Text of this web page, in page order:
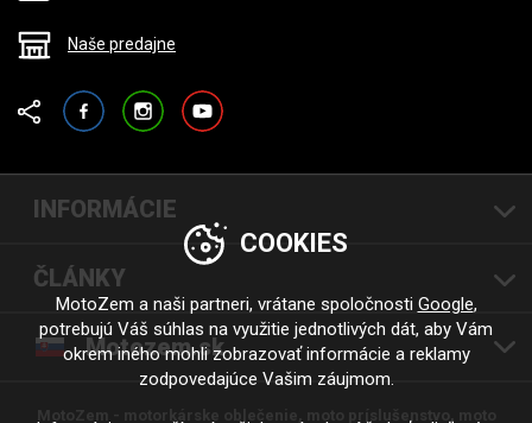
Naše predajne
FacebookInstagramYouTube
INFORMÁCIE
ČLÁNKY
Motozem.sk
MotoZem - motorkárske oblečenie, moto príslušenstvo, moto
COOKIES
MotoZem a naši partneri, vrátane spoločnosti Google,
potrebujú Váš súhlas na využitie jednotlivých dát, aby Vám
okrem iného mohli zobrazovať informácie a reklamy
zodpovedajúce Vašim záujmom.